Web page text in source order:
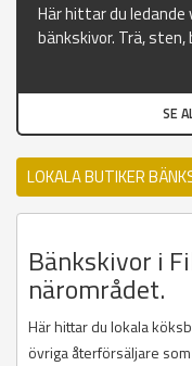
Här hittar du ledande
bänkskivor. Trä,
SE
LOKALA BUTIKER
Bänkskivor i
närområdet.
Här hittar du lokala
övriga återförsäljare